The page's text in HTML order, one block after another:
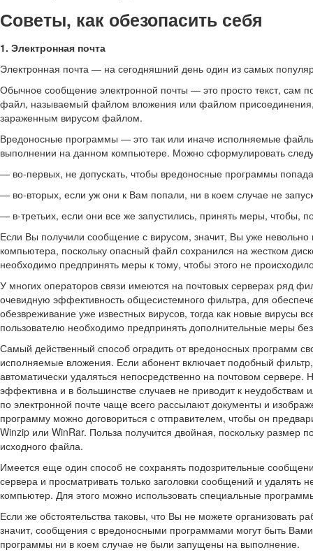
Советы, как обезопасить себя
1. Электронная почта
Электронная почта — на сегодняшний день один из самых
Обычное сообщение электронной почты — это просто текст,
файл, называемый файлом вложения или файлом
зараженным вирусом файлом.
Вредоносные программы — это так или иначе исполняемые
выполнении на данном компьютере. Можно сформулировать
— во-первых, не допускать, чтобы вредоносные программы
— во-вторых, если уж они к Вам попали, ни в коем случае не
— в-третьих, если они все же запустились, принять меры, чтобы,
Если Вы получили сообщение с вирусом, значит, Вы уже
компьютера, поскольку опасный файл сохранился на жестком
необходимо предпринять меры к тому, чтобы этого не
У многих операторов связи имеются на почтовых серверах ряд
очевидную эффективность общесистемного фильтра, для
обезвреживание уже известных вирусов, тогда как новые вирусы
пользователю необходимо предпринять дополнительные меры
Самый действенный способ оградить от вредоносных программ
исполняемые вложения. Если абонент включает подобный
автоматически удаляться непосредственно на почтовом
эффективна и в большинстве случаев не приводит к
по электронной почте чаще всего рассылают документы и
программу можно договориться с отправителем, чтобы он
Winzip или WinRar. Польза получится двойная, поскольку
исходного файла.
Имеется еще один способ не сохранять подозрительные
сервера и просматривать только заголовки сообщений и
компьютер. Для этого можно использовать специальные
Если же обстоятельства таковы, что Вы не можете
значит, сообщения с вредоносными программами могут быть
программы ни в коем случае не были запущены на выполнение.